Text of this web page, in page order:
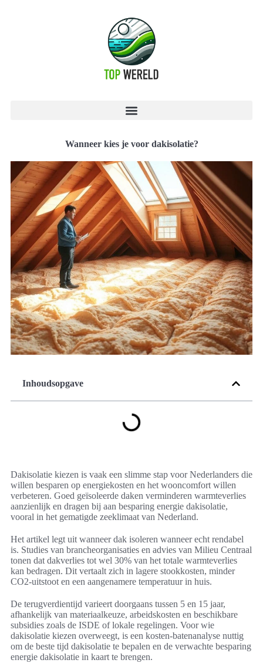
Wanneer kies je voor dakisolatie?
Inhoudsopgave
Dakisolatie kiezen is vaak een slimme stap voor Nederlanders die
willen besparen op energiekosten en het wooncomfort willen
verbeteren. Goed geïsoleerde daken verminderen warmteverlies
aanzienlijk en dragen bij aan besparing energie dakisolatie,
vooral in het gematigde zeeklimaat van Nederland.
Het artikel legt uit wanneer dak isoleren wanneer echt rendabel
is. Studies van brancheorganisaties en advies van Milieu Centraal
tonen dat dakverlies tot wel 30% van het totale warmteverlies
kan bedragen. Dit vertaalt zich in lagere stookkosten, minder
CO2-uitstoot en een aangenamere temperatuur in huis.
De terugverdientijd varieert doorgaans tussen 5 en 15 jaar,
afhankelijk van materiaalkeuze, arbeidskosten en beschikbare
subsidies zoals de ISDE of lokale regelingen. Voor wie
dakisolatie kiezen overweegt, is een kosten-batenanalyse nuttig
om de beste tijd dakisolatie te bepalen en de verwachte besparing
energie dakisolatie in kaart te brengen.